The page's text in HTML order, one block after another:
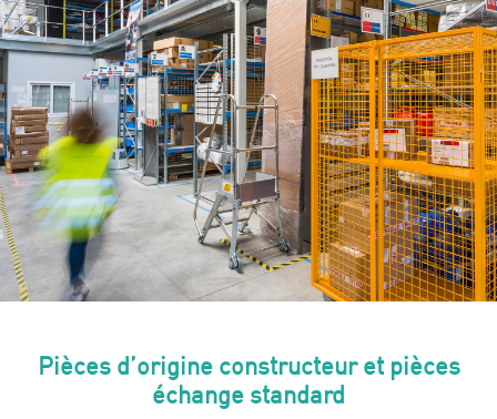
Pièces d’origine constructeur et pièces
échange standard